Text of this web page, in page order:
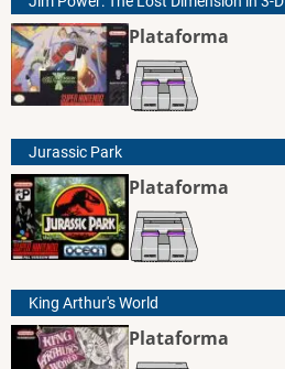
Plataforma
Jurassic Park
Plataforma
King Arthur's World
Plataforma